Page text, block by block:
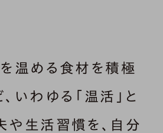
を温める食材を積極
いわゆる「温活」と
や生活習慣を、自分